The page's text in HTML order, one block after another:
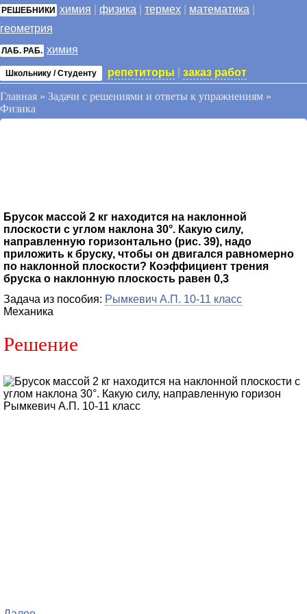
РЕШЕБНИКИ химия физика термех математика
геометрия
ЛАБ. РАБ. химия
Школьнику / Студенту репетиторы заказ работ
Главная » Задачи с решениями и ответы к упражнениям »
Физика
Брусок массой 2 кг находится на наклонной
плоскости с углом наклона 30°. Какую силу,
направленную горизонтально (рис. 39), надо
приложить к бруску, чтобы он двигался равномерно
по наклонной плоскости? Коэффициент трения
бруска о наклонную плоскость равен 0,3
Задача из пособия: Рымкевич А.П. 10-11 класс
Механика
Решение